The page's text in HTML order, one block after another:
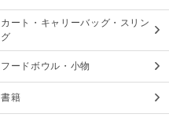
カート・キャリーバッグ・スリン
グ
フードボウル・小物
書籍